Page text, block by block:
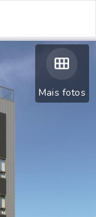
Mais fotos